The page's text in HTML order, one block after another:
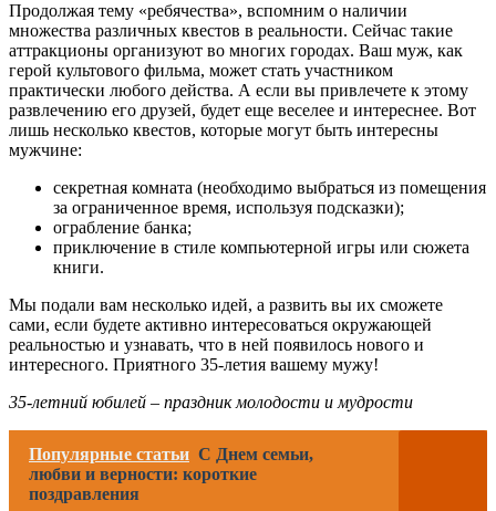
Продолжая тему «ребячества», вспомним о наличии
множества различных квестов в реальности. Сейчас такие
аттракционы организуют во многих городах. Ваш муж, как
герой культового фильма, может стать участником
практически любого действа. А если вы привлечете к этому
развлечению его друзей, будет еще веселее и интереснее. Вот
лишь несколько квестов, которые могут быть интересны
мужчине:
секретная комната (необходимо выбраться из помещения
за ограниченное время, используя подсказки);
ограбление банка;
приключение в стиле компьютерной игры или сюжета
книги.
Мы подали вам несколько идей, а развить вы их сможете
сами, если будете активно интересоваться окружающей
реальностью и узнавать, что в ней появилось нового и
интересного. Приятного 35-летия вашему мужу!
35-летний юбилей – праздник молодости и мудрости
Популярные статьи С Днем семьи,
любви и верности: короткие
поздравления